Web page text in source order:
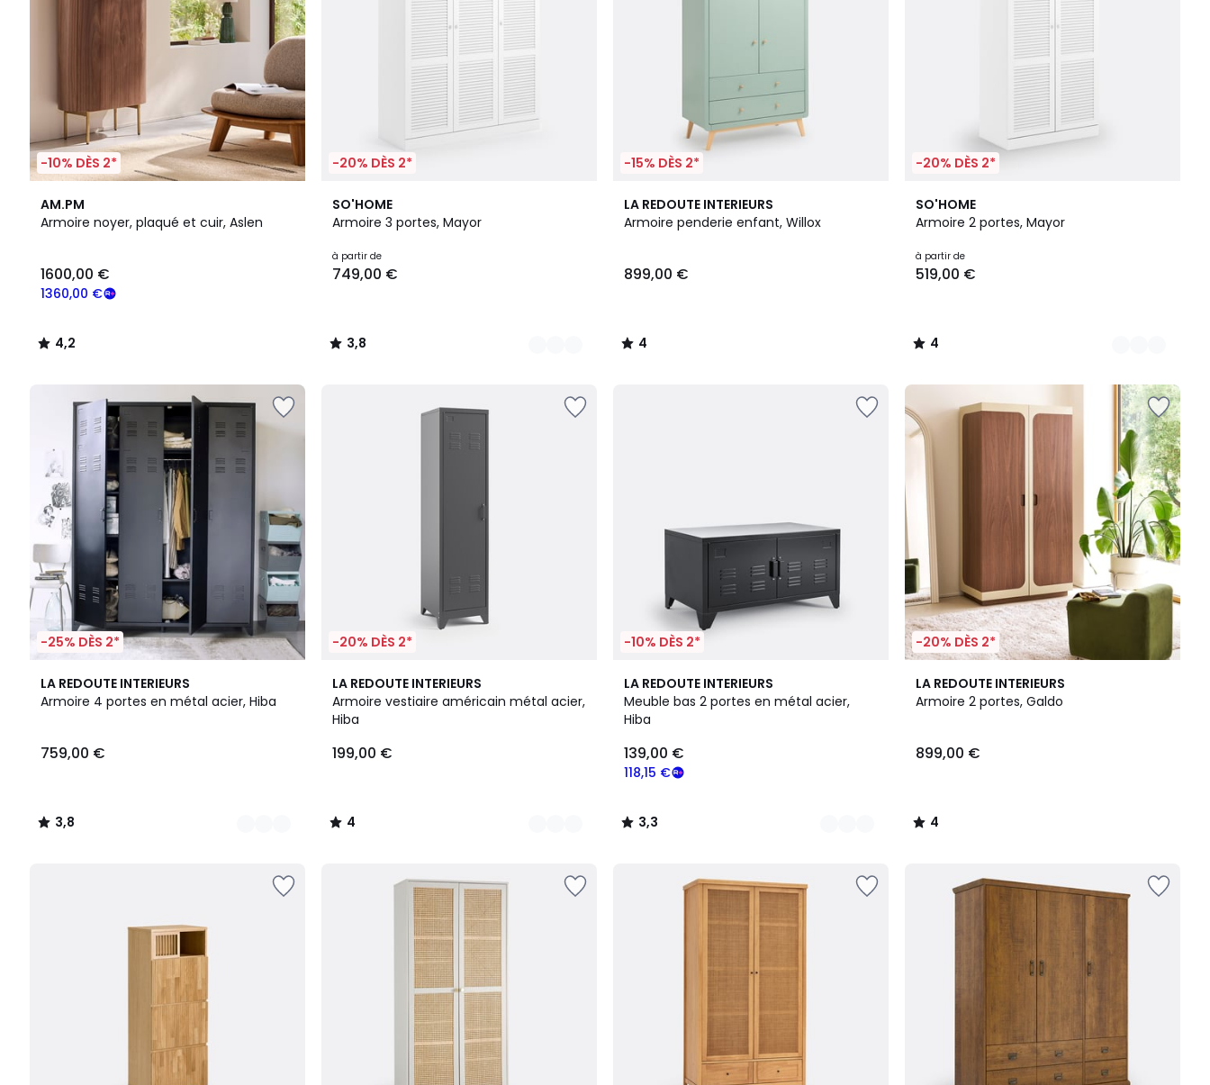
-10% DÈS 2*
AM.PM
Armoire noyer, plaqué et cuir, Aslen
1360,00 €
1600,00 €
4,2
/ 5
4,2
/
-20% DÈS 2*
SO'HOME
Armoire 3 portes, Mayor
à partir de
749,00 €
3,8
/ 5
2
Couleurs
3,8
/
-15% DÈS 2*
LA REDOUTE INTERIEURS
Armoire penderie enfant, Willox
899,00 €
4
/
4
/
-20% DÈS 2*
SO'HOME
Armoire 2 portes, Mayor
à partir de
519,00 €
4
/
2
Couleurs
4
/
-25% DÈS 2*
LA REDOUTE INTERIEURS
Armoire 4 portes en métal acier, Hiba
759,00 €
3,8
/ 5
3
Couleurs
3,8
/
-20% DÈS 2*
LA REDOUTE INTERIEURS
Armoire vestiaire américain métal acier,
Hiba
199,00 €
4
/
5
2
Couleurs
4
/
-10% DÈS 2*
LA REDOUTE INTERIEURS
Meuble bas 2 portes en métal acier,
Hiba
118,15 €
139,00 €
3,3
/ 5
4
Couleurs
3,3
/
-20% DÈS 2*
LA REDOUTE INTERIEURS
Armoire 2 portes, Galdo
899,00 €
4
/
4
/